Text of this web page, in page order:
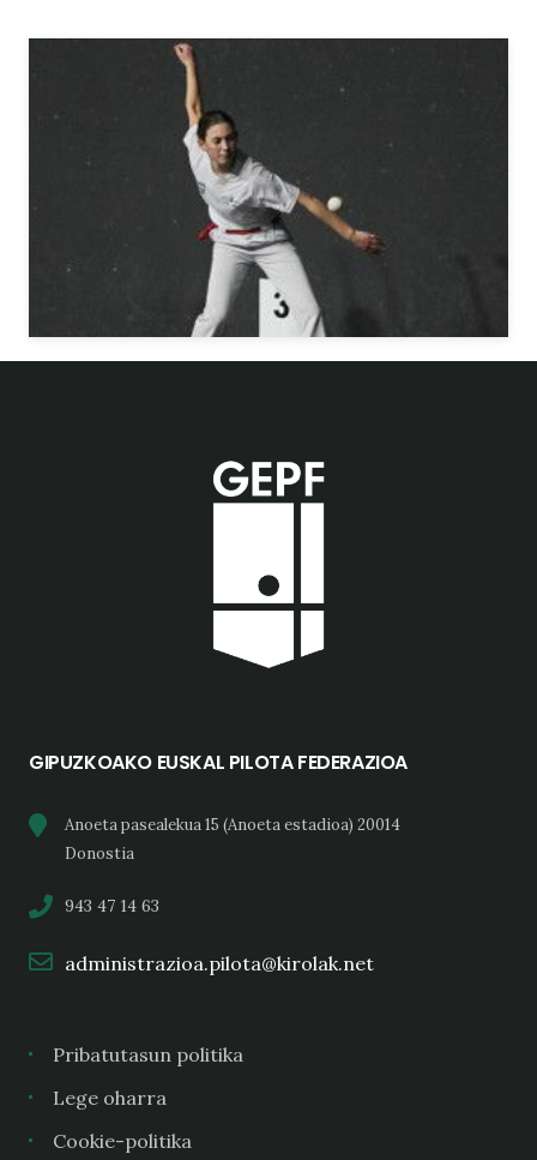
GIPUZKOAKO EUSKAL PILOTA FEDERAZIOA
Anoeta pasealekua 15 (Anoeta estadioa) 20014
Donostia
943 47 14 63
administrazioa.pilota@kirolak.net
Pribatutasun politika
Lege oharra
Cookie-politika